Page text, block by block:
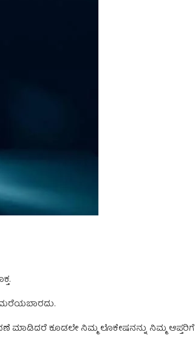
ಮರೆಯಬಾರದು.
ಮಾಡಿದರೆ ಕೂಡಲೇ ನಿಮ್ಮ ಲೊಕೇಷನನ್ನು ನಿಮ್ಮ ಆಪ್ತರಿಗೆ